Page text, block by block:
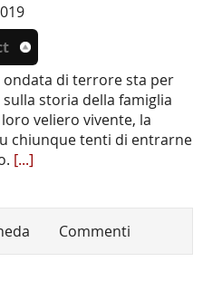
ondata di terrore sta per
storia della famiglia
veliero vivente, la
chiunque tenti di entrarne
[...]
Commenti